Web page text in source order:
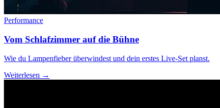
Performance
Vom Schlafzimmer auf die Bühne
Wie du Lampenfieber überwindest und dein erstes Live-Set planst.
Weiterlesen →